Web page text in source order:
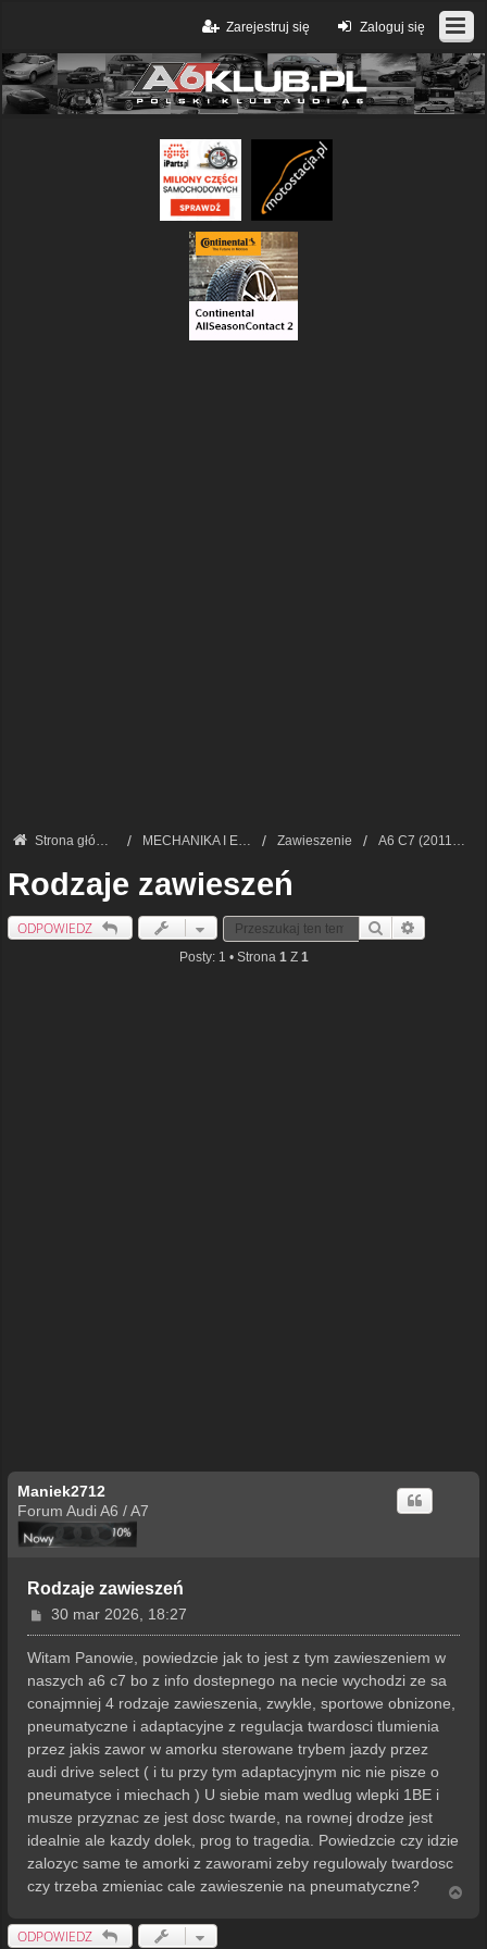
Zaloguj się
Zarejestruj się
Strona główna MECHANIKA I ELEKTRONIKA — FORUM TECHNICZNE Zawieszenie A6 C7 (2011-2018)
Rodzaje zawieszeń
ODPOWIEDZ Szukaj
Posty: 1 • Strona 1 Z 1
Maniek2712
Forum Audi A6 / A7
Rodzaje zawieszeń
P
o
s
30 mar 2026, 18:27
Witam Panowie, powiedzcie jak to jest z tym zawieszeniem w
naszych a6 c7 bo z info dostepnego na necie wychodzi ze sa
conajmniej 4 rodzaje zawieszenia, zwykle, sportowe obnizone,
pneumatyczne i adaptacyjne z regulacja twardosci tlumienia
przez jakis zawor w amorku sterowane trybem jazdy przez
audi drive select ( i tu przy tym adaptacyjnym nic nie pisze o
pneumatyce i miechach ) U siebie mam wedlug wlepki 1BE i
musze przyznac ze jest dosc twarde, na rownej drodze jest
idealnie ale kazdy dolek, prog to tragedia. Powiedzcie czy idzie
zalozyc same te amorki z zaworami zeby regulowaly twardosc
czy trzeba zmieniac cale zawieszenie na pneumatyczne?
ODPOWIEDZ